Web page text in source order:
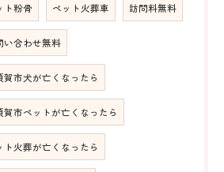
ト粉骨 ペット火葬車 訪問料無料
い合わせ無料
賀市犬が亡くなったら
賀市ペットが亡くなったら
ト火葬が亡くなったら